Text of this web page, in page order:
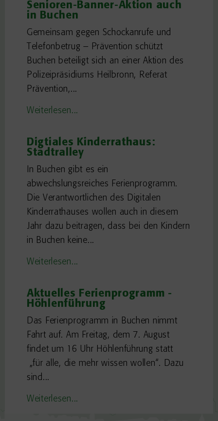
Senioren-Banner-Aktion auch
in Buchen
Gemeinsam gegen Schockanrufe und
Telefonbetrug – Prävention schützt
Buchen beteiligt sich an einer Aktion des
Polizeipräsidiums Heilbronn, Referat
Prävention,...
Weiterlesen...
Digtiales Kinderrathaus:
Stadtralley
In Buchen gibt es ein
abwechslungsreiches Ferienprogramm.
Die Verantwortlichen des Digitalen
Kinderrathauses wollen auch in diesem
Jahr dazu beitragen, dass bei den Kindern
in Buchen keine...
Weiterlesen...
Aktuelles Ferienprogramm -
Höhlenführung
Das Ferienprogramm in Buchen nimmt
Fahrt auf. Am Freitag, dem 7. August
findet um 16 Uhr Höhlenführung statt
„für alle, die mehr wissen wollen“. Dazu
sind...
Weiterlesen...